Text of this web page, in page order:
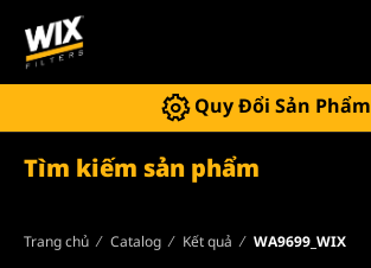
Quy Đổi Sản Phẩm
Tìm kiếm sản phẩm
Trang chủ Catalog Kết quả WA9699_WIX